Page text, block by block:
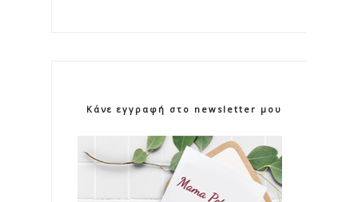
Κάνε εγγραφή στο newsletter μου!